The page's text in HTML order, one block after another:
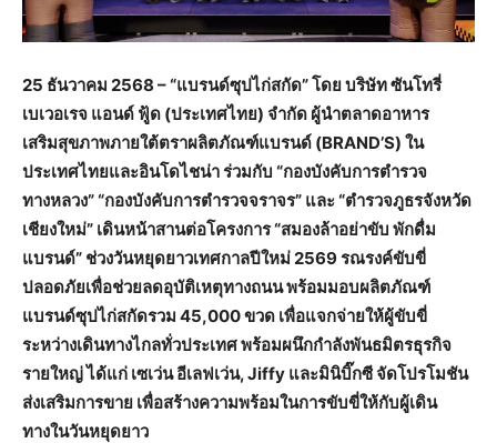
25 ธันวาคม 2568 – “แบรนด์ซุปไก่สกัด”โดยบริษัทซันโทรี่
เบเวอเรจ แอนด์ ฟู้ด (ประเทศไทย) จำกัด ผู้นำตลาดอาหาร
เสริมสุขภาพภายใต้ตราผลิตภัณฑ์แบรนด์ (BRAND’S) ใน
ประเทศไทยและอินโดไชน่าร่วมกับ “กองบังคับการตำรวจ
ทางหลวง” “กองบังคับการตำรวจจราจร” และ“ตำรวจภูธรจังหวัด
เชียงใหม่” เดินหน้าสานต่อโครงการ“สมองล้าอย่าขับ พักดื่ม
แบรนด์” ช่วงวันหยุดยาวเทศกาลปีใหม่2569รณรงค์ขับขี่
ปลอดภัยเพื่อช่วยลดอุบัติเหตุทางถนนพร้อมมอบผลิตภัณฑ์
แบรนด์ซุปไก่สกัดรวม 45,000ขวด เพื่อแจกจ่ายให้ผู้ขับขี่
ระหว่างเดินทางไกลทั่วประเทศพร้อมผนึกกำลังพันธมิตรธุรกิจ
รายใหญ่ได้แก่ เซเว่น อีเลฟเว่น, Jiffy และมินิบิ๊กซีจัดโปรโมชัน
ส่งเสริมการขาย เพื่อสร้างความพร้อมในการขับขี่ให้กับผู้เดิน
ทางในวันหยุดยาว